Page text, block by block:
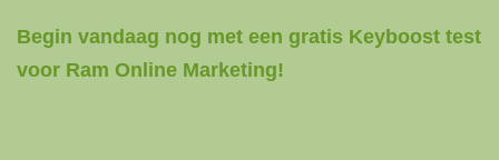
Begin vandaag nog met een gratis Keyboost test
voor Ram Online Marketing!